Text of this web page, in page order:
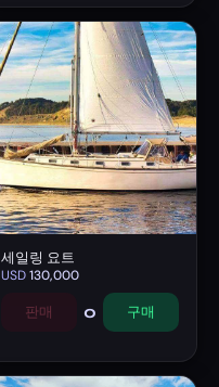
세일링 요트
USD130,000
판매 0 구매